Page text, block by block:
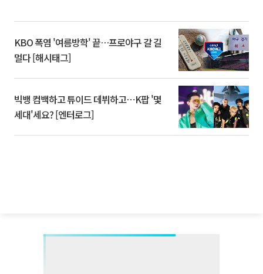
KBO 폭염 '여름방학' 끝…프로야구 갈 길
멀다 [해시태그]
빅뱅 컴백하고 튜이드 데뷔하고⋯K팝 '몇
세대'세요? [엔터로그]